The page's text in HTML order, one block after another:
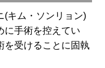
(キム・ソンリョン)
に手術を控えてい
を受けることに固執